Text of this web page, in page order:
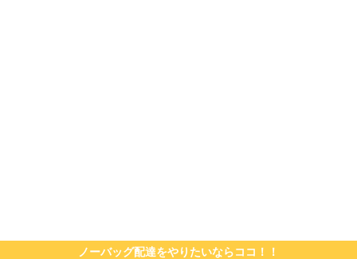
ノーバッグ配達をやりたいならココ！！